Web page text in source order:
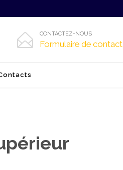
 CONTACTEZ-NOUS
Formulaire de contact